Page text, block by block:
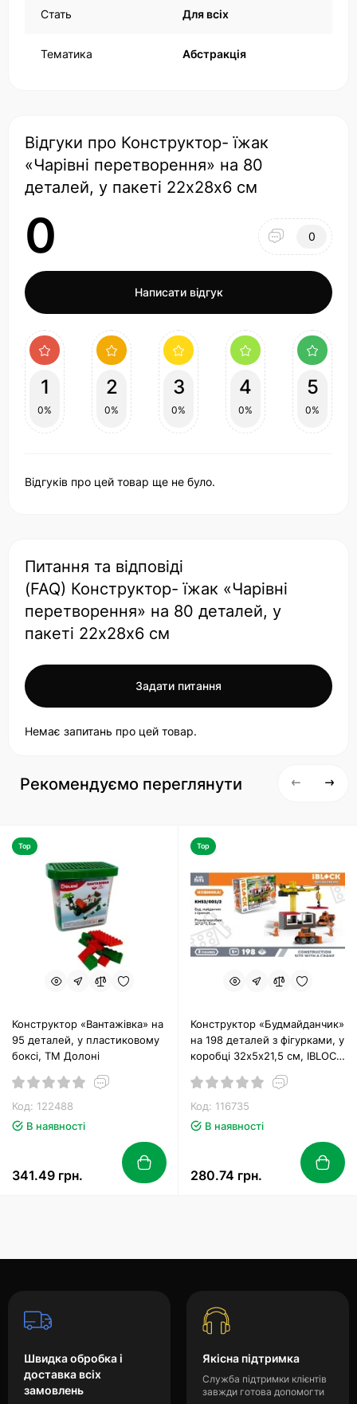
Стать Для всіх
Тематика Абстракція
Відгуки про Конструктор- їжак
«Чарівні перетворення» на 80
деталей, у пакеті 22х28х6 см
0 0
Написати відгук
1
0%
2
0%
3
0%
4
0%
5
0%
Відгуків про цей товар ще не було.
Питання та відповіді
(FAQ) Конструктор- їжак «Чарівні
перетворення» на 80 деталей, у
пакеті 22х28х6 см
Задати питання
Немає запитань про цей товар.
Рекомендуємо переглянути
Top
Конструктор «Вантажівка» на
95 деталей, у пластиковому
боксі, ТМ Долоні
Код: 122488
В наявності
341.49 грн.
Top
Конструктор «Будмайданчик»
на 198 деталей з фігурками, у
коробці 32х5х21,5 см, IBLOCK
Код: 116735
В наявності
280.74 грн.
Швидка обробка і
доставка всіх
замовлень
Якісна підтримка
Служба підтримки клієнтів
завжди готова допомогти